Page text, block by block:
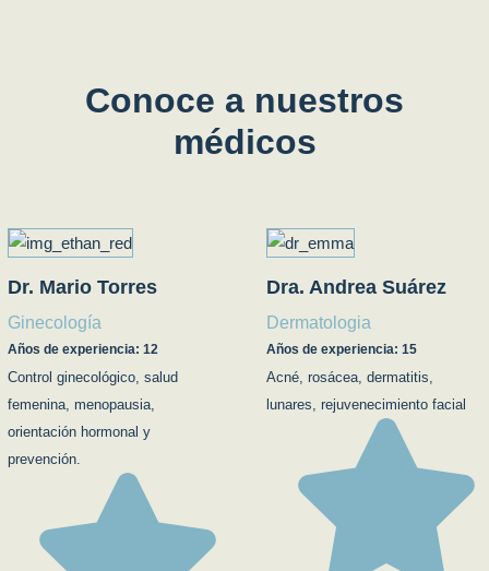
Conoce a nuestros
médicos
Dr. Mario Torres
Ginecología
Años de experiencia: 12
Control ginecológico, salud
femenina, menopausia,
orientación hormonal y
prevención.
Dra. Andrea Suárez
Dermatologia
Años de experiencia: 15
Acné, rosácea, dermatitis,
lunares, rejuvenecimiento facial